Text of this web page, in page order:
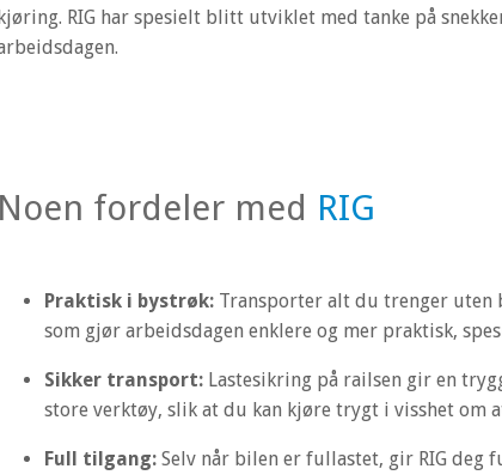
RIG har spesielt blitt utviklet med tanke på
Noen fordeler med RIG
Praktisk i bystrøk: Transporter alt du trenger uten
som gjør arbeidsdagen enklere og mer praktisk,
Sikker transport: Lastesikring på railsen gir en
store verktøy, slik at du kan kjøre trygt i visshet om
Full tilgang: Selv når bilen er fullastet, gir RIG deg